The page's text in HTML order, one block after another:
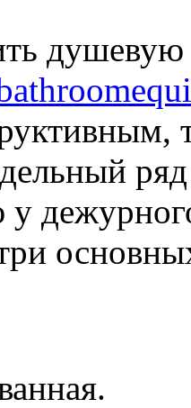
душевую
у